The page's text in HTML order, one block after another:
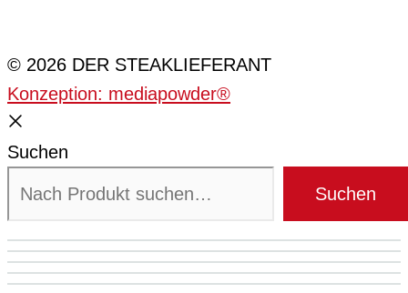
© 2026 DER STEAKLIEFERANT
Konzeption: mediapowder®
Suchen
Suchen